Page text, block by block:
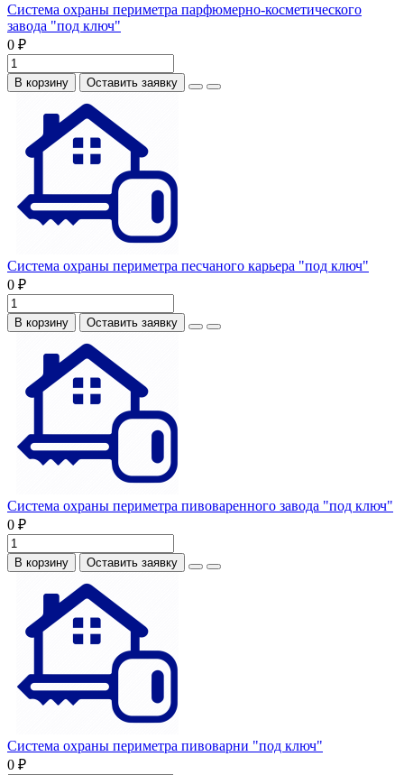
Система охраны периметра парфюмерно-косметического
завода "под ключ"
0 ₽
В корзину Оставить заявку
Система охраны периметра песчаного карьера "под ключ"
0 ₽
В корзину Оставить заявку
Система охраны периметра пивоваренного завода "под ключ"
0 ₽
В корзину Оставить заявку
Система охраны периметра пивоварни "под ключ"
0 ₽